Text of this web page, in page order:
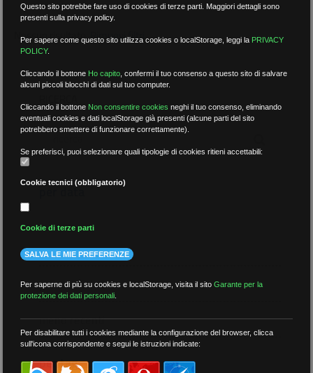
Nessun risultato.Rimuovi filtri
per data
più recenti
meno recenti
per tag
Questo sito potrebbe fare uso di cookies di terze parti. Maggiori dettagli sono
presenti sulla privacy policy.
Per sapere come questo sito utilizza cookies o localStorage, leggi la PRIVACY
POLICY.
Cliccando il bottone Ho capito ,confermi il tuo consenso a questo sito di salvare
alcuni piccoli blocchi di dati sul tuo computer.
Cliccando il bottone Non consentire cookies neghi il tuo consenso, eliminando
eventuali cookies e dati localStorage già presenti (alcune parti del sito
potrebbero smettere di funzionare correttamente).
Se preferisci, puoi selezionare quali tipologie di cookies ritieni accettabili:
Cookie tecnici (obbligatorio)
Cookie di terze parti
SALVA LE MIE PREFERENZE
Per saperne di più su cookies e localStorage, visita il sitoGarante per la
protezione dei dati personali
Per disabilitare tutti i cookies mediante la configurazione del browser, clicca
sull'icona corrispondente e segui le istruzioni indicate: